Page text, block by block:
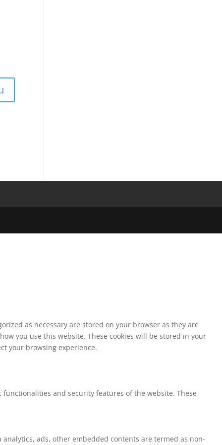
as necessary are stored on your browser as they are
you use this website. These cookies will be stored in your
your browsing experience.
and security features of the website. These
ads, other embedded contents are termed as non-